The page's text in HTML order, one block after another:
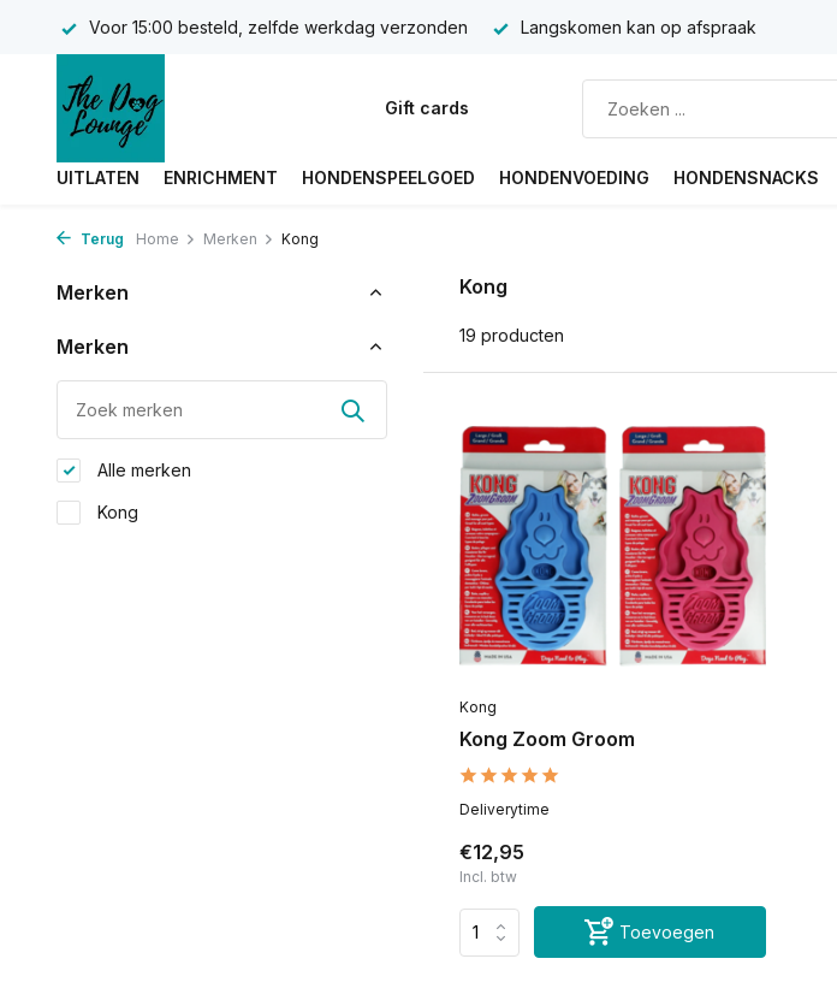
Voor 15:00 besteld, zelfde werkdag verzonden Langskomen kan op afspraak
Gift cards
UITLATEN ENRICHMENT HONDENSPEELGOED HONDENVOEDING HONDENSNACKS
Terug Home Merken Kong
Merken
Merken
Alle merken
Kong
Kong
19 producten
Kong
Kong Zoom Groom
Deliverytime
€12,95
Incl. btw
Toevoegen